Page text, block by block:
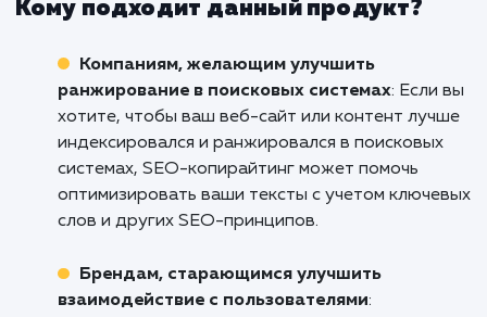
продвигать его.
Не дайте вашему великолепному
затеряться в глубинах Интернета. Дайте
внимания к вашему бизнесу в
увеличить вашу онлайн-видимость с